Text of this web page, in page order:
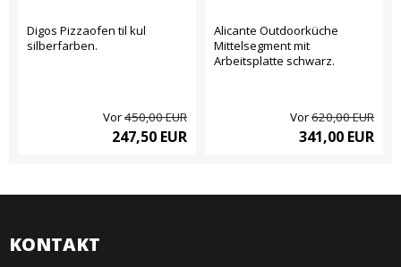
Digos Pizzaofen til kul
silberfarben.
Vor450,00 EUR
247,50 EUR
Alicante Outdoorküche
Mittelsegment mit
Arbeitsplatte schwarz.
Vor620,00 EUR
341,00 EUR
KONTAKT